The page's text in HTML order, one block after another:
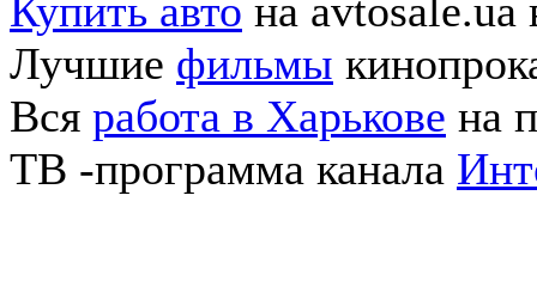
Купить авто на avtosale.ua
Лучшие фильмы
Вся работа в Харькове на
ТВ -программа канала